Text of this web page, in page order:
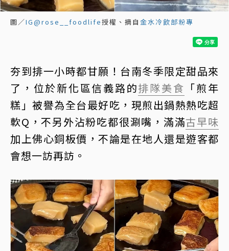
圖／IG@rose__foodlife授權、摘自 金水冷飲部粉專
夯到排一小時都甘願！台南冬季限定甜品來
了，位於新化區信義路的排隊美食 「煎年
糕」被譽為全台最好吃，現煎出鍋熱熱吃超
軟Q，不另外沾粉吃都很涮嘴，滿滿古早味
加上佛心銅板價，不論是在地人還是遊客都
會想一訪再訪。